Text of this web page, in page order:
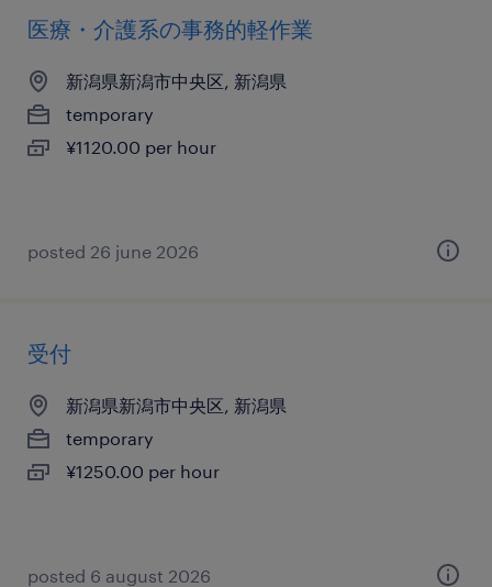
医療・介護系の事務的軽作業
新潟県新潟市中央区, 新潟県
temporary
¥1120.00 per hour
posted 26 june 2026
受付
新潟県新潟市中央区, 新潟県
temporary
¥1250.00 per hour
posted 6 august 2026